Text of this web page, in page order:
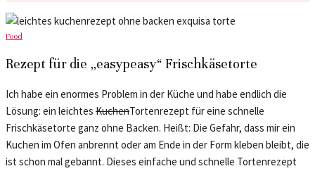
Food
Rezept für die „easypeasy“ Frischkäsetorte
Ich habe ein enormes Problem in der Küche und habe endlich die
Lösung: ein leichtes KuchenTortenrezept für eine schnelle
Frischkäsetorte ganz ohne Backen. Heißt: Die Gefahr, dass mir ein
Kuchen im Ofen anbrennt oder am Ende in der Form kleben bleibt, die
ist schon mal gebannt. Dieses einfache und schnelle Tortenrezept